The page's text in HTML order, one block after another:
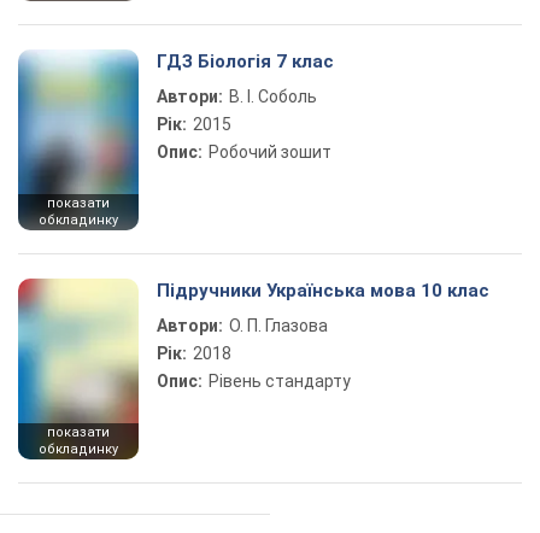
показати
обкладинку
ГДЗ Біологія 7 клас
Автори: В. І. Соболь
Рік: 2015
Опис: Робочий зошит
показати
обкладинку
Підручники Українська мова 10 клас
Автори: О. П. Глазова
Рік: 2018
Опис: Рівень стандарту